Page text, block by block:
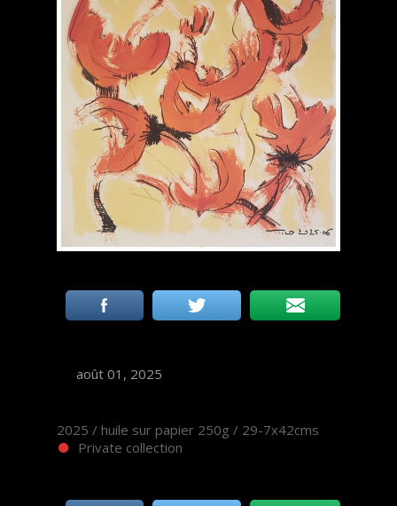
août 01, 2025
2025 / huile sur papier 250g / 29-7x42cms
Private collection